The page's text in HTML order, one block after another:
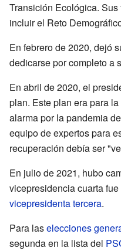
Transición Ecológica.
incluir el Reto
En febrero de 2020, dejó
dedicarse por completo a
En abril de 2020, el
plan. Este plan era para
alarma por la pandemia
equipo de expertos para
recuperación debía ser
En julio de 2021, hubo
vicepresidencia cuarta
vicepresidenta tercera.
Para laselecciones
segunda en la lista del